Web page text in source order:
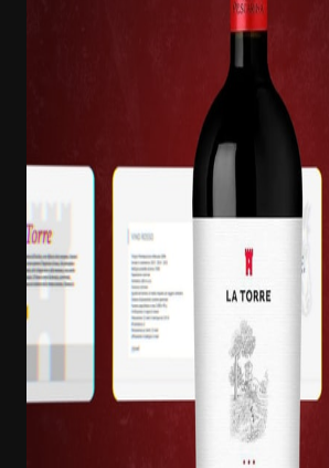
следующий кейс →